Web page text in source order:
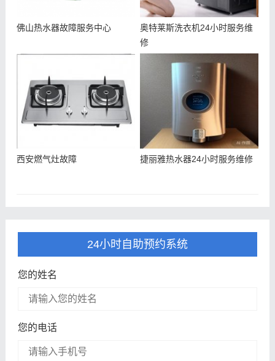
佛山热水器故障服务中心
奥特莱斯洗衣机24小时服务维
修
西安燃气灶故障 捷丽雅热水器24小时服务维修
24小时自助预约系统
您的姓名
您的电话